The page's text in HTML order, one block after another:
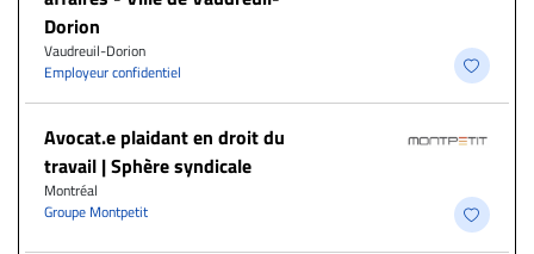
Dorion
Vaudreuil-Dorion
Employeur confidentiel
Avocat.e plaidant en droit du
travail | Sphère syndicale
Montréal
Groupe Montpetit